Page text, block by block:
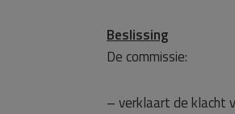
Beslissing
De commissie:
– verklaart de klacht